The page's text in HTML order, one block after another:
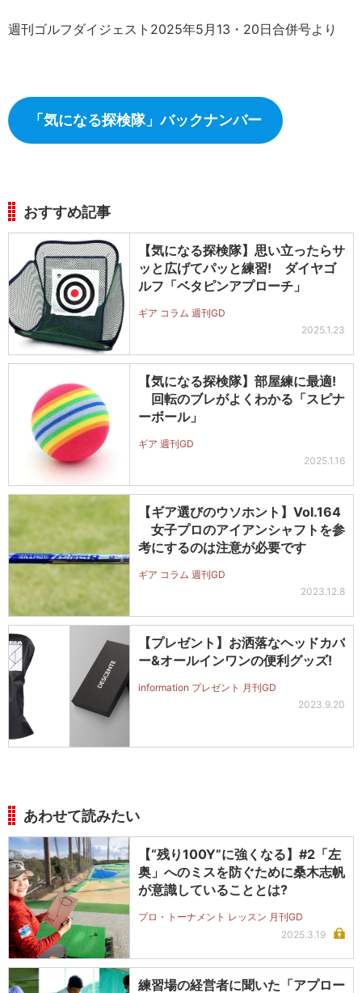
週刊ゴルフダイジェスト2025年5月13・20日合併号より
「気になる探検隊」バックナンバー
おすすめ記事
【気になる探検隊】思い立ったらサ
ッと広げてパッと練習! ダイヤゴ
ルフ「ベタピンアプローチ」
ギア コラム 週刊GD
2025.1.23
【気になる探検隊】部屋練に最適!
回転のブレがよくわかる「スピナ
ーボール」
ギア 週刊GD
2025.1.16
【ギア選びのウソホント】Vol.164
女子プロのアイアンシャフトを参
考にするのは注意が必要です
ギア コラム 週刊GD
2023.12.8
【プレゼント】お洒落なヘッドカバ
ー&オールインワンの便利グッズ!
information プレゼント 月刊GD
2023.9.20
あわせて読みたい
【“残り100Y”に強くなる】#2「左
奥」へのミスを防ぐために桑木志帆
が意識していることとは?
プロ・トーナメント レッスン 月刊GD
2025.3.19
練習場の経営者に聞いた「アプロー